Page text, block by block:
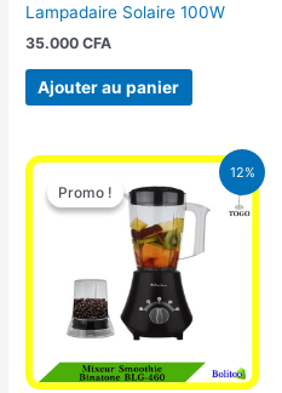
Lampadaire Solaire 100W
35.000CFA
Ajouter au panier
12%
Promo !
Promo !
Le
prix
initial
était :
25.000 CFA.
Le
prix
actuel
est :